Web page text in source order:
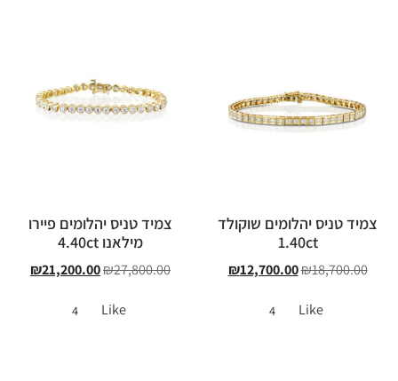
צמיד טניס יהלומים שוקולד
1.40ct
₪18,700.00
₪12,700.00
Like
4
צמיד טניס יהלומים פיירו
מילאנו 4.40ct
₪27,800.00
₪21,200.00
Like
4